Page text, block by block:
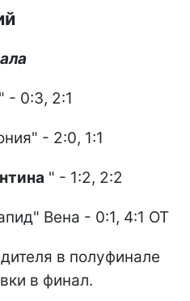
" - 0:3, 2:1
- 2:0, 1:1
" - 1:2, 2:2
Вена - 0:1, 4:1 ОТ
в полуфинале
в финал.